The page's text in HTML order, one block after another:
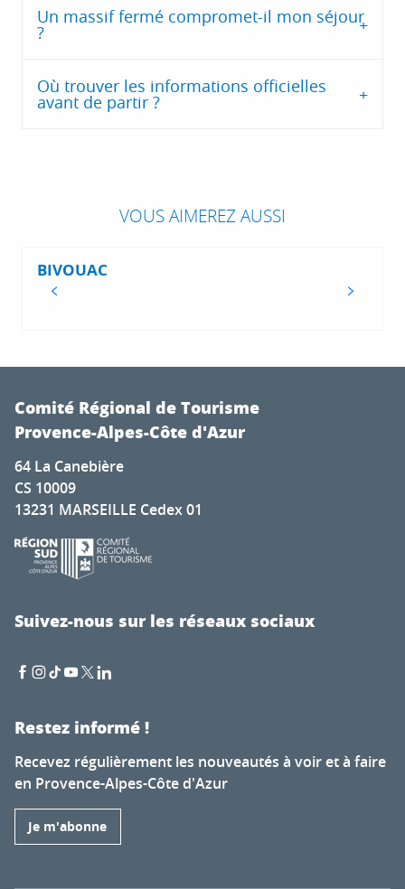
Un massif fermé compromet-il mon séjour
?
Où trouver les informations officielles
avant de partir ?
VOUS AIMEREZ AUSSI
BIVOUAC
Comité Régional de Tourisme
Provence-Alpes-Côte d'Azur
64 La Canebière
CS 10009
13231 MARSEILLE Cedex 01
Suivez-nous sur les réseaux sociaux
Restez informé !
Recevez régulièrement les nouveautés à voir et à faire
en Provence-Alpes-Côte d'Azur
Je m'abonne